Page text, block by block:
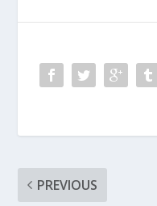
PREVIOUS